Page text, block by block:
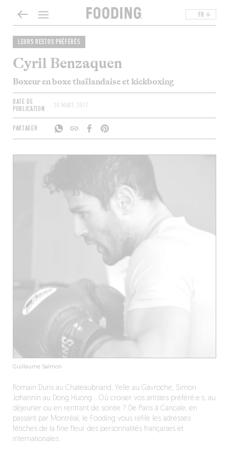
FR
LEURS RESTOS PRÉFÉRÉS
Cyril Benzaquen
Boxeur en boxe thaïlandaise et kickboxing
DATE DE
PUBLICATION
30 MARS 2017
PARTAGER
Guillaume Salmon
Romain Duris au Chateaubriand, Yelle au Gavroche, Simon
Johannin au Dong Huong… Où croiser vos artistes préféré·e·s, au
déjeuner ou en rentrant de soirée ? De Paris à Cancale, en
passant par Montréal, le Fooding vous refile les adresses
fétiches de la fine fleur des personnalités françaises et
internationales.